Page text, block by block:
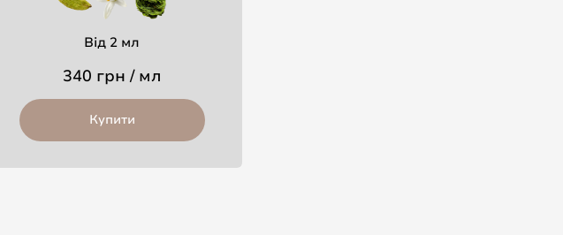
Від 2 мл
340 грн / мл
Купити